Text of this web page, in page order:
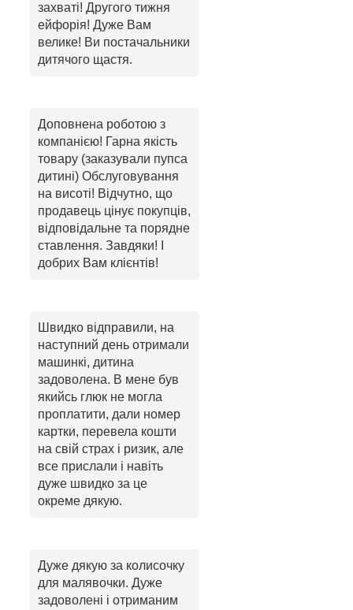
захваті! Другого тижня
ейфорія! Дуже Вам
велике! Ви постачальники
дитячого щастя.
Доповнена роботою з
компанією! Гарна якість
товару (заказували пупса
дитині) Обслуговування
на висоті! Відчутно, що
продавець цінує покупців,
відповідальне та порядне
ставлення. Завдяки! І
добрих Вам клієнтів!
Швидко відправили, на
наступний день отримали
машинкі, дитина
задоволена. В мене був
якийсь глюк не могла
проплатити, дали номер
картки, перевела кошти
на свій страх і ризик, але
все прислали і навіть
дуже швидко за це
окреме дякую.
Дуже дякую за колисочку
для малявочки. Дуже
задоволені і отриманим